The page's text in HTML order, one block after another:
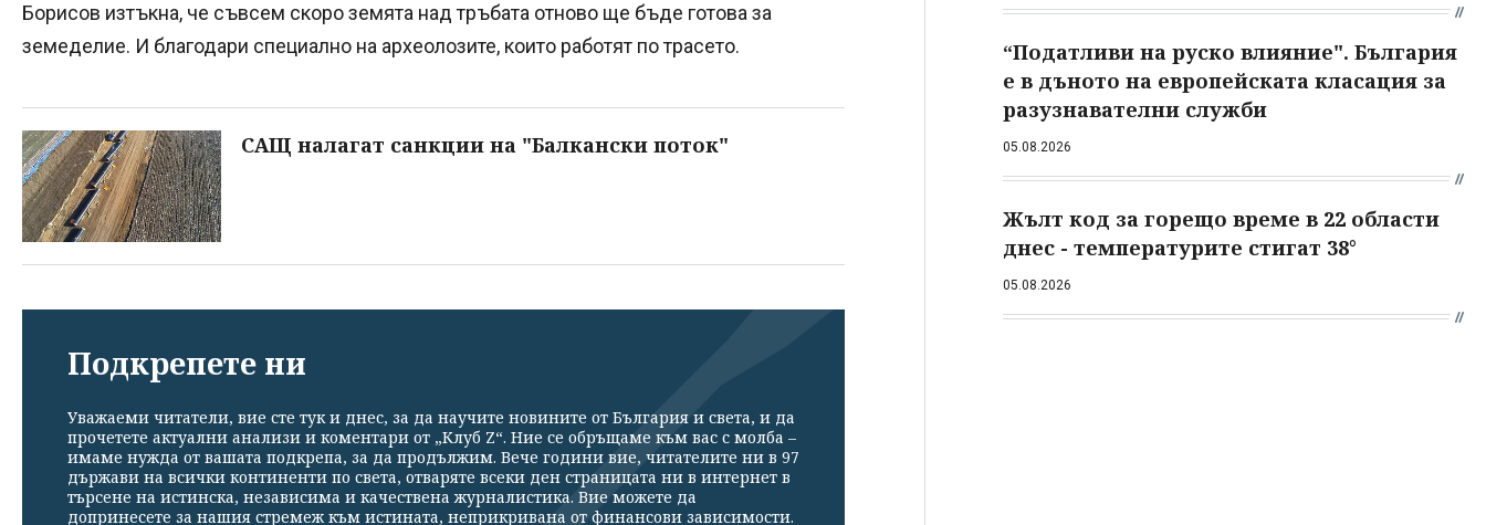
Борисов изтъкна, че съвсем скоро земята над тръбата отново ще бъде готова за
земеделие. И благодари специално на археолозите, които работят по трасето.
САЩ налагат санкции на "Балкански поток"
Подкрепете ни
Уважаеми читатели, вие сте тук и днес, за да научите новините от България и света, и да
прочетете актуални анализи и коментари от „Клуб Z“. Ние се обръщаме към вас с молба –
имаме нужда от вашата подкрепа, за да продължим. Вече години вие, читателите ни в 97
държави на всички континенти по света, отваряте всеки ден страницата ни в интернет в
търсене на истинска, независима и качествена журналистика. Вие можете да
допринесете за нашия стремеж към истината, неприкривана от финансови зависимости.
“Податливи на руско влияние". България
е в дъното на европейската класация за
разузнавателни служби
05.08.2026
Жълт код за горещо време в 22 области
днес - температурите стигат 38°
05.08.2026